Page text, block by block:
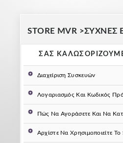
STORE MVR >ΣΥΧΝΕΣ
ΣΑΣ ΚΑΛΩΣΟΡΊΖΟΥΜΕ
Διαχείριση Συσκευών
Υποστηριζόμενες Συσκευές
Πώς Να Καταργήσετε Την
Πώς Να Προσθέσετε Ένα
Λογαριασμός Και Κωδικός
Δεν Γνωρίζω Το Όνομα Χρήστη
Λογαριασμού Μου Στο MVR
Πώς Να Αγοράσετε Και Να
Πώς Να Αγοράσετε Στοιχεία Που
Αρχίστε Να Χρησιμοποιείτε Το